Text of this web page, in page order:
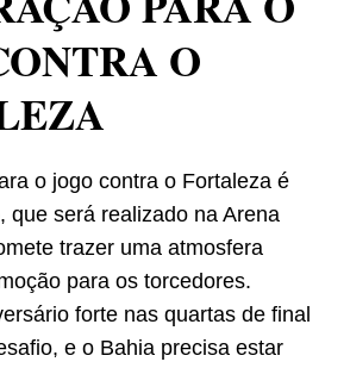
O
o jogo contra o Fortaleza é
que será realizado na Arena
trazer uma atmosfera
para os torcedores.
forte nas quartas de final
e o Bahia precisa estar